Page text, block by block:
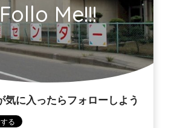
Follo Me!!!
気に入ったらフォローしよう